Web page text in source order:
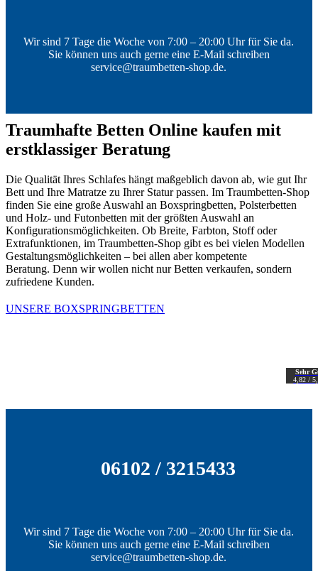
Wir sind 7 Tage die Woche von 7:00 – 20:00 Uhr für Sie da.
Sie können uns auch gerne eine E-Mail schreiben
service@traumbetten-shop.de.
Traumhafte Betten Online kaufen mit
erstklassiger Beratung
Die Qualität Ihres Schlafes hängt maßgeblich davon ab, wie gut Ihr
Bett und Ihre Matratze zu Ihrer Statur passen. Im Traumbetten-Shop
finden Sie eine große Auswahl an Boxspringbetten, Polsterbetten
und Holz- und Futonbetten mit der größten Auswahl an
Konfigurationsmöglichkeiten. Ob Breite, Farbton, Stoff oder
Extrafunktionen, im Traumbetten-Shop gibt es bei vielen Modellen
Gestaltungsmöglichkeiten – bei allen aber kompetente
Beratung. Denn wir wollen nicht nur Betten verkaufen, sondern
zufriedene Kunden.
UNSERE BOXSPRINGBETTEN
06102 / 3215433
Wir sind 7 Tage die Woche von 7:00 – 20:00 Uhr für Sie da.
Sie können uns auch gerne eine E-Mail schreiben
service@traumbetten-shop.de.
Sehr
4,82 /